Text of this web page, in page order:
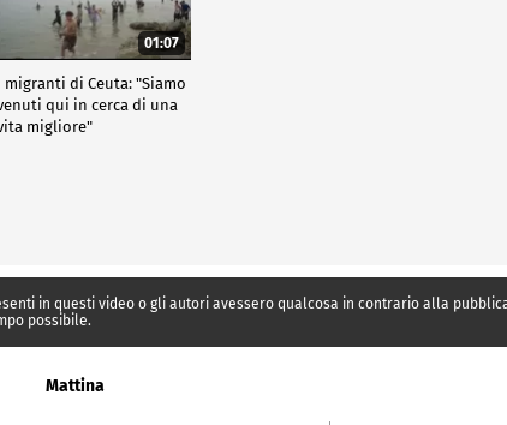
01:07
migranti di Ceuta: "Siamo
qui in cerca di una
migliore"
in questi video o gli autori avessero qualcosa in contrario alla
possibile.
Mattina